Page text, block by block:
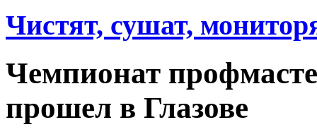
Чистят, сушат,
Чемпионат
прошел в Глазове